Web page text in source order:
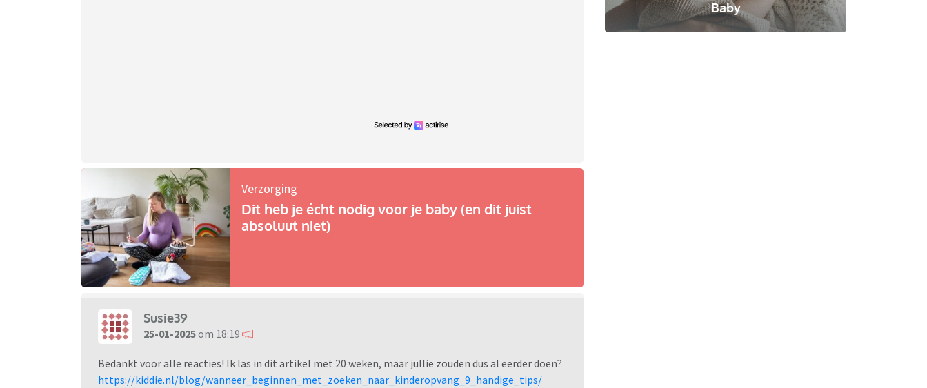
Verzorging
Dit heb je écht nodig voor je baby (en dit juist
absoluut niet)
Susie39
25-01-2025om 18:19
Bedankt voor alle reacties! Ik las in dit artikel met 20 weken, maar jullie zouden dus al eerder doen?
https://kiddie.nl/blog/wanneer_beginnen_met_zoeken_naar_kinderopvang_9_handige_tips/
Baby